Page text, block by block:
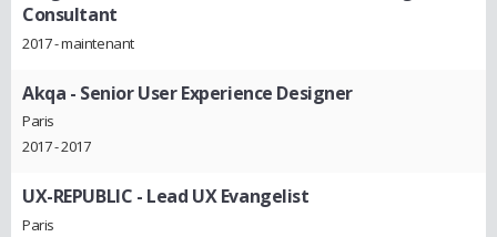
Consultant
2017 - maintenant
Akqa - Senior User Experience Designer
Paris
2017 - 2017
UX-REPUBLIC - Lead UX Evangelist
Paris